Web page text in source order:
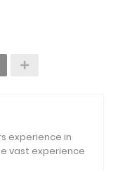
experience in
vast experience